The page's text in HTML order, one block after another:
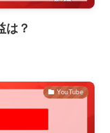
は？
YouTube